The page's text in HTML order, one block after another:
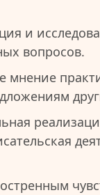
и
вопросов.
мнение